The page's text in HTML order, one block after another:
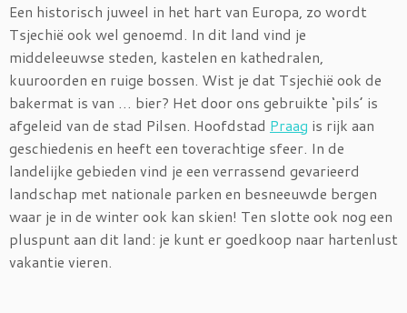
Een historisch juweel in het hart van Europa, zo wordt
Tsjechië ook wel genoemd. In dit land vind je
middeleeuwse steden, kastelen en kathedralen,
kuuroorden en ruige bossen. Wist je dat Tsjechië ook de
bakermat is van … bier? Het door ons gebruikte ‘pils’ is
afgeleid van de stad Pilsen. Hoofdstad Praag is rijk aan
geschiedenis en heeft een toverachtige sfeer. In de
landelijke gebieden vind je een verrassend gevarieerd
landschap met nationale parken en besneeuwde bergen
waar je in de winter ook kan skien! Ten slotte ook nog een
pluspunt aan dit land: je kunt er goedkoop naar hartenlust
vakantie vieren.